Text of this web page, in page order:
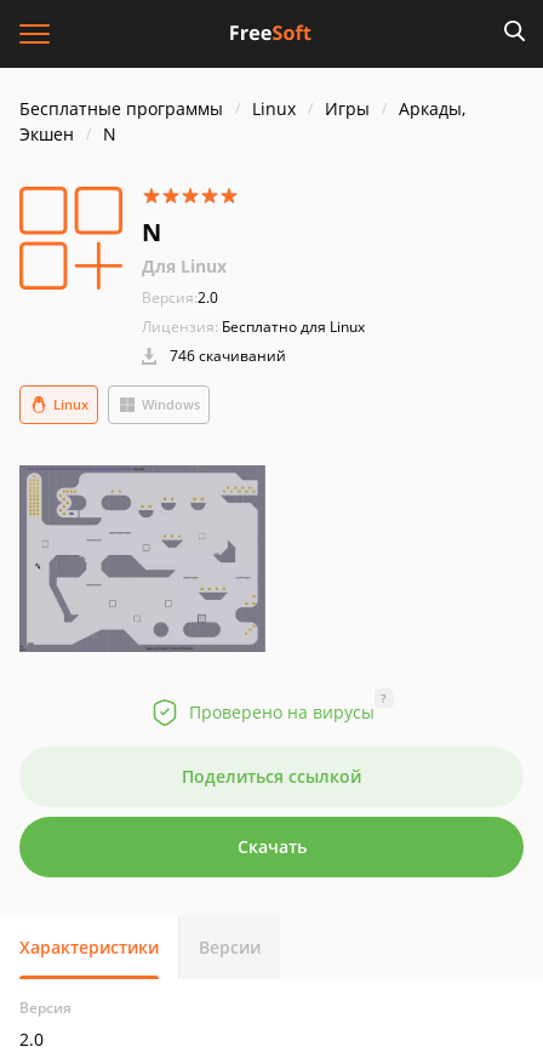
Бесплатные программы Linux Игры
Аркады,
Экшен
N
N
Для Linux
Версия:2.0
Лицензия: Бесплатно для Linux
746 скачиваний
Linux Windows
Проверено на вирусы
?
Поделиться ссылкой
Скачать
Характеристики Версии
Версия
2.0